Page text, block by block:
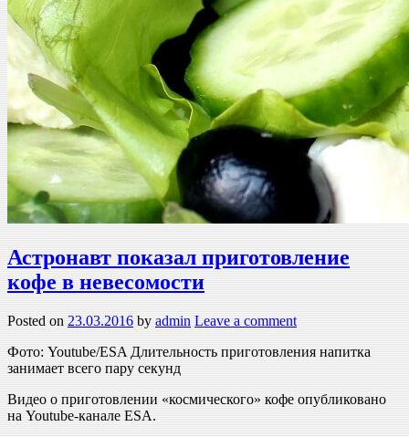
Астронавт показал приготовление
кофе в невесомости
Posted on 23.03.2016 by admin Leave a comment
Фото: Youtube/ESA Длительность приготовления напитка
занимает всего пару секунд
Видео о приготовлении «космического» кофе опубликовано
на Youtube-канале ESA.